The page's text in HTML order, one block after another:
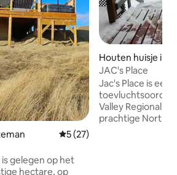
Gemiddelde beoordeling
5 (27)
gelegen op het
hectare, op
Houten huisje in
JAC's Place
Jac's Place is een
toevluchtsoord
Valley Regional
prachtige North